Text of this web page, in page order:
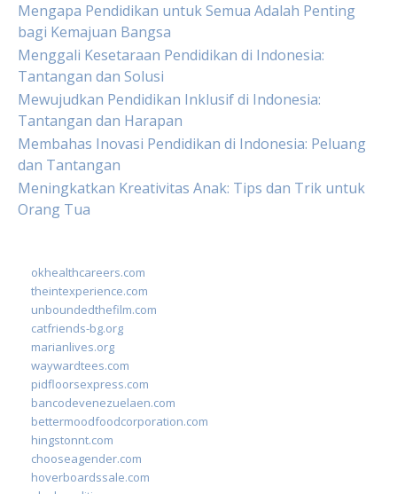
Mengapa Pendidikan untuk Semua Adalah Penting
bagi Kemajuan Bangsa
Menggali Kesetaraan Pendidikan di Indonesia:
Tantangan dan Solusi
Mewujudkan Pendidikan Inklusif di Indonesia:
Tantangan dan Harapan
Membahas Inovasi Pendidikan di Indonesia: Peluang
dan Tantangan
Meningkatkan Kreativitas Anak: Tips dan Trik untuk
Orang Tua
okhealthcareers.com
theintexperience.com
unboundedthefilm.com
catfriends-bg.org
marianlives.org
waywardtees.com
pidfloorsexpress.com
bancodevenezuelaen.com
bettermoodfoodcorporation.com
hingstonnt.com
chooseagender.com
hoverboardssale.com